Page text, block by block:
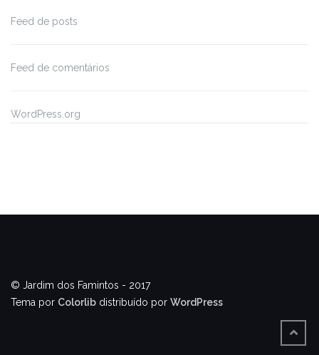
Feed de posts
Feed de comentários
WordPress.org
© Jardim dos Famintos - 2017
Tema por Colorlib distribuído por WordPress